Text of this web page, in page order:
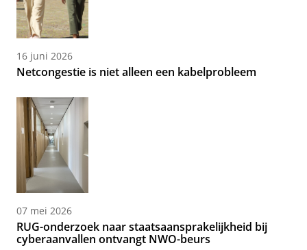
16 juni 2026
Netcongestie is niet alleen een kabelprobleem
07 mei 2026
RUG-onderzoek naar staatsaansprakelijkheid bij
cyberaanvallen ontvangt NWO-beurs